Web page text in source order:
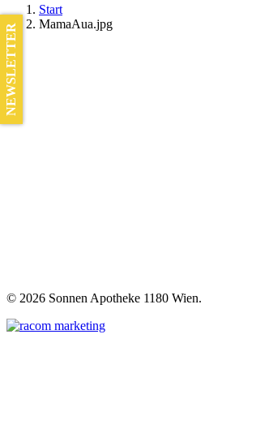
Start
MamaAua.jpg
© 2026 Sonnen Apotheke 1180 Wien.
NEWSLETTER